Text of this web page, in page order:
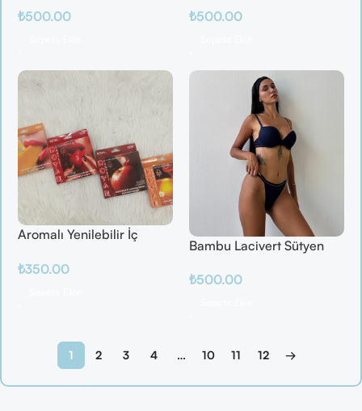
₺500.00 ₺500.00
Aromalı Yenilebilir İç
/ Elma / Portakal
₺350.00
Bambu Lacivert Sütyen
₺500.00
1 2 3 4 … 10 11 12 →